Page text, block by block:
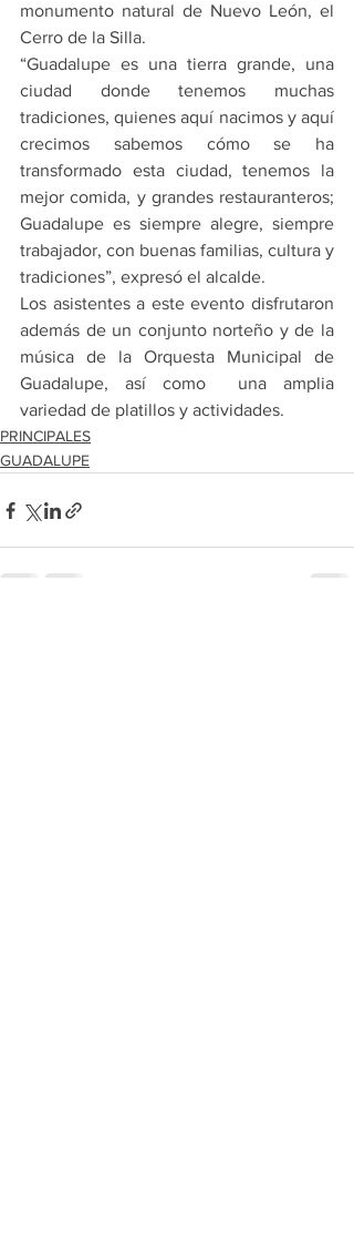
monumento natural de Nuevo León, el
Cerro de la Silla.
“Guadalupe es una tierra grande, una
ciudad donde tenemos muchas
tradiciones, quienes aquí nacimos y aquí
crecimos sabemos cómo se ha
transformado esta ciudad, tenemos la
mejor comida, y grandes restauranteros;
Guadalupe es siempre alegre, siempre
trabajador, con buenas familias, cultura y
tradiciones”, expresó el alcalde.
Los asistentes a este evento disfrutaron
además de un conjunto norteño y de la
música de la Orquesta Municipal de
Guadalupe, así como  una amplia
variedad de platillos y actividades.
PRINCIPALES
GUADALUPE